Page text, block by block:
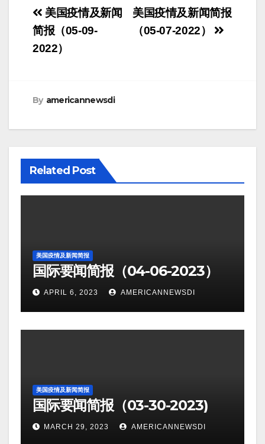
Post
navigation
美国疫情及新闻简报
（05-07-2022）
美国疫情及新闻
简报（05-09-
2022）
By americannewsdi
Related Post
美国疫情及新闻简报
国际要闻简报（04-06-2023）
APRIL 6, 2023 AMERICANNEWSDI
美国疫情及新闻简报
国际要闻简报（03-30-2023)
MARCH 29, 2023 AMERICANNEWSDI